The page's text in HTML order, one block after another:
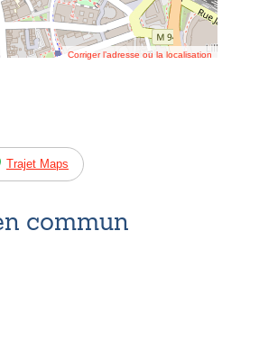
Corriger l’adresse ou la localisation
Trajet Maps
commun